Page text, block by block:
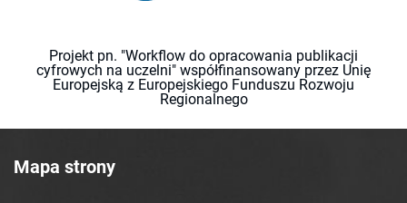
Projekt pn. "Workflow do opracowania publikacji
cyfrowych na uczelni" współfinansowany przez Unię
Europejską z Europejskiego Funduszu Rozwoju
Regionalnego
Mapa strony